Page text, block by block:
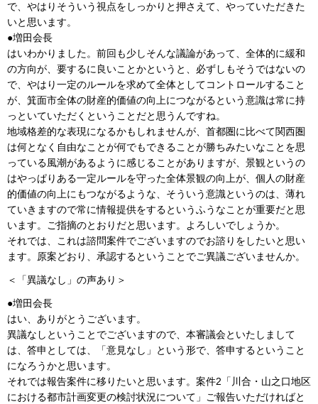
で、やはりそういう視点をしっかりと押さえて、やっていただきた
いと思います。
●増田会長
はいわかりました。前回も少しそんな議論があって、全体的に緩和
の方向が、要するに良いことかというと、必ずしもそうではないの
で、やはり一定のルールを求めて全体としてコントロールすること
が、箕面市全体の財産的価値の向上につながるという意識は常に持
っといていただくということだと思うんですね。
地域格差的な表現になるかもしれませんが、首都圏に比べて関西圏
は何となく自由なことが何でもできることが勝ちみたいなことを思
っている風潮があるように感じることがありますが、景観というの
はやっぱりある一定ルールを守った全体景観の向上が、個人の財産
的価値の向上にもつながるような、そういう意識というのは、薄れ
ていきますので常に情報提供をするというふうなことが重要だと思
います。ご指摘のとおりだと思います。よろしいでしょうか。
それでは、これは諮問案件でございますのでお諮りをしたいと思い
ます。原案どおり、承認するということでご異議ございませんか。
＜「異議なし」の声あり＞
●増田会長
はい、ありがとうございます。
異議なしということでございますので、本審議会といたしまして
は、答申としては、「意見なし」という形で、答申するということ
になろうかと思います。
それでは報告案件に移りたいと思います。案件2「川合・山之口地区
における都市計画変更の検討状況について」ご報告いただければと